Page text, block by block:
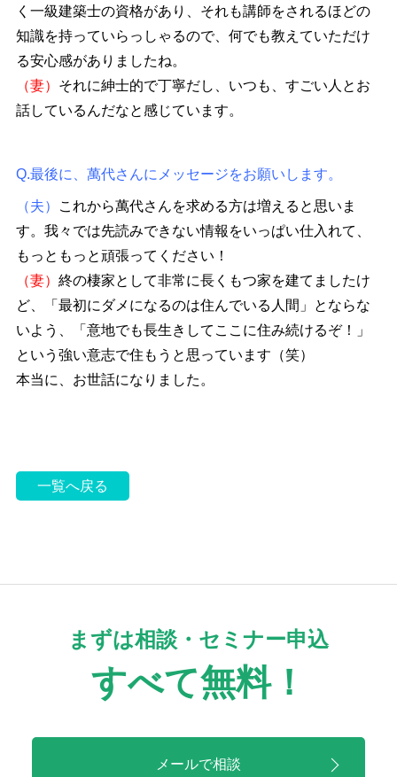
く一級建築士の資格があり、それも講師をされるほどの
知識を持っていらっしゃるので、何でも教えていただけ
る安心感がありましたね。
（妻） それに紳士的で丁寧だし、いつも、すごい人とお
話しているんだなと感じています。
Q.最後に、萬代さんにメッセージをお願いします。
（夫）
これから萬代さんを求める方は増えると思いま
す。我々では先読みできない情報をいっぱい仕入れて、
もっともっと頑張ってください！
（妻） 終の棲家として非常に長くもつ家を建てましたけ
ど、「最初にダメになるのは住んでいる人間」とならな
いよう、「意地でも長生きしてここに住み続けるぞ！」
という強い意志で住もうと思っています（笑）
本当に、お世話になりました。
一覧へ戻る
まずは相談・セミナー申込
すべて無料！
メールで相談